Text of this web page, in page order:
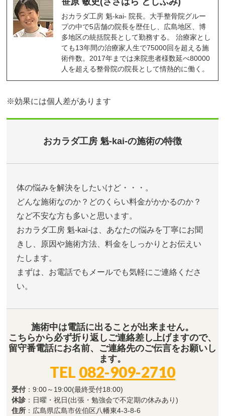
おカラダ工房 魁-kai- 院長。大手整骨院グルー
プの中で5店舗の院長を歴任し、広島地区、博
多地区の統括院長として勤務する。 治療家とし
ても13年間の治療家人生で75000回を超える施
術件数。2017年までは来院患者様数延べ80000
人を超える整骨院の院長として情熱的に働く。
※効果には個人差があります
おカラダ工房 魁-kai-の施術の特徴
体の悩みを解決をしたいけど・・・。
どんな施術なのか？どのくらい料金がかかるのか？
など不安な方も多いと思います。
おカラダ工房 魁-kai-は、あなたの悩みを丁寧にお聞
きし、原因や施術方法、料金をしっかりとお伝えい
たします。
まずは、お電話でもメールでも気軽にご連絡くださ
い。
施術中は電話に出ることが出来ません。
こちらから必ず折り返しご連絡差し上げますので、
留守番電話にお名前、ご連絡先のご伝言をお願いし
ます。
TEL 082-909-2710
受付 ：9:00～19:00(最終受付18:00)
休診 ：日曜・祝日(出張・勉強会で不定期の休みあり)
住所 ：広島県広島市佐伯区八幡東4-3-8-6